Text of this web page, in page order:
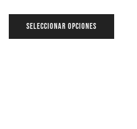
SELECCIONAR OPCIONES